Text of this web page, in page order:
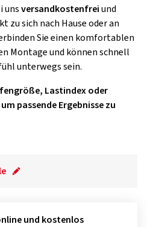
unsversandkostenfreiund
zu sich nach Hause oder an
Sie einen komfortablen
Montage und können schnell
unterwegs sein.
Lastindex oder
passende Ergebnisse zu
und kostenlos